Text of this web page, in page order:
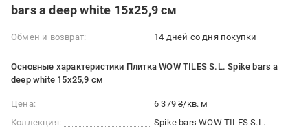
bars a deep white 15x25,9 см
Обмен и возврат: 14 дней со дня покупки
Основные характеристики Плитка WOW TILES S.L. Spike bars a
deep white 15x25,9 см
Цена:
6 379 ₴/кв. м
Коллекция:
Spike bars WOW TILES S.L.